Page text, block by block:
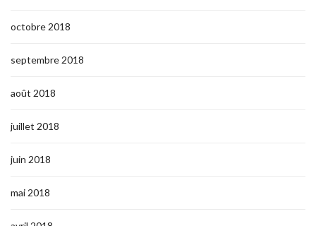
octobre 2018
septembre 2018
août 2018
juillet 2018
juin 2018
mai 2018